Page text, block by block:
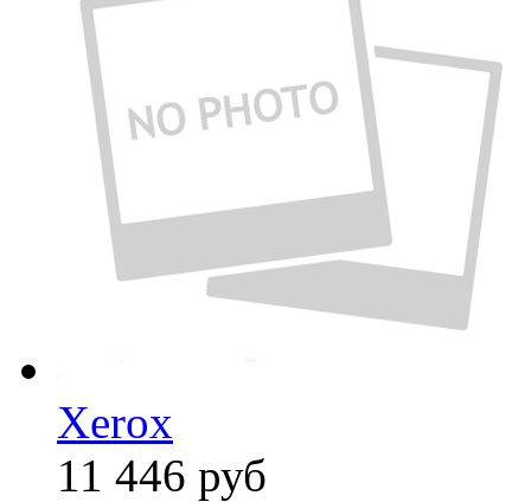
Xerox
11 446 руб